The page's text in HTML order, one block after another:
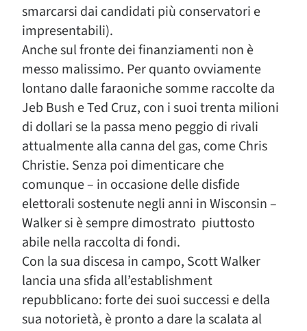
smarcarsi dai candidati più conservatori e
impresentabili).
Anche sul fronte dei finanziamenti non è
messo malissimo. Per quanto ovviamente
lontano dalle faraoniche somme raccolte da
Jeb Bush e Ted Cruz, con i suoi trenta milioni
di dollari se la passa meno peggio di rivali
attualmente alla canna del gas, come Chris
Christie. Senza poi dimenticare che
comunque – in occasione delle disfide
elettorali sostenute negli anni in Wisconsin –
Walker si è sempre dimostrato piuttosto
abile nella raccolta di fondi.
Con la sua discesa in campo, Scott Walker
lancia una sfida all’establishment
repubblicano: forte dei suoi successi e della
sua notorietà, è pronto a dare la scalata al